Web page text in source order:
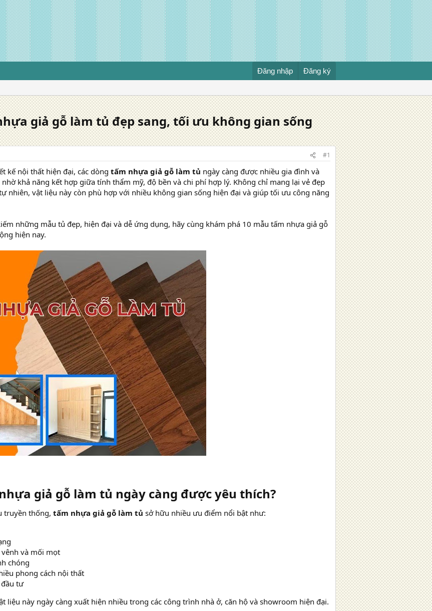
Đăng nhập Đăng ký
giả gỗ làm tủ đẹp sang, tối ưu không gian sống
#1
kế nội thất hiện đại, các dòng tấm nhựa giả gỗ làm tủ ngày càng được nhiều gia đình và
khả năng kết hợp giữa tính thẩm mỹ, độ bền và chi phí hợp lý. Không chỉ mang lại vẻ đẹp
nhiên, vật liệu này còn phù hợp với nhiều không gian sống hiện đại và giúp tối ưu công năng
những mẫu tủ đẹp, hiện đại và dễ ứng dụng, hãy cùng khám phá 10 mẫu tấm nhựa giả gỗ
hiện nay.
giả gỗ làm tủ ngày càng được yêu thích?​
truyền thống, tấm nhựa giả gỗ làm tủ sở hữu nhiều ưu điểm nổi bật như:
vênh và mối mọt
chóng
phong cách nội thất
tư
liệu này ngày càng xuất hiện nhiều trong các công trình nhà ở, căn hộ và showroom hiện đại.